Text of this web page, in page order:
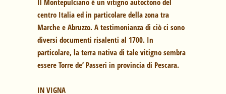
Il Montepulciano è un vitigno autoctono del
centro Italia ed in particolare della zona tra
Marche e Abruzzo. A testimonianza di ciò ci sono
diversi documenti risalenti al 1700. In
particolare, la terra nativa di tale vitigno sembra
essere Torre de’ Passeri in provincia di Pescara.
IN VIGNA